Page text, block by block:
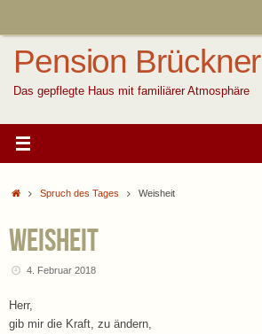
Pension Brückner
Das gepflegte Haus mit familiärer Atmosphäre
StartSpruch des Tages Weisheit
Weisheit
4. Februar 2018
Herr,
gib mir die Kraft, zu ändern,